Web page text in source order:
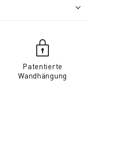
Patentierte
Wandhängung